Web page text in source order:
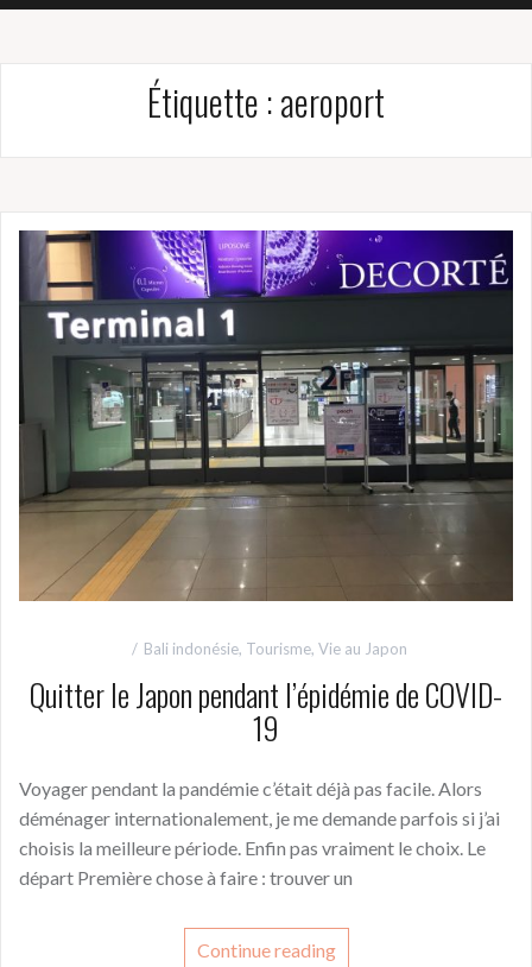
Étiquette :aeroport
Bali indonésie, Tourisme, Vie au Japon
Quitter le Japon pendant l’épidémie de COVID-
19
Voyager pendant la pandémie c’était déjà pas facile. Alors
déménager internationalement, je me demande parfois si j’ai
choisis la meilleure période. Enfin pas vraiment le choix. Le
départ Première chose à faire : trouver un
Continue reading